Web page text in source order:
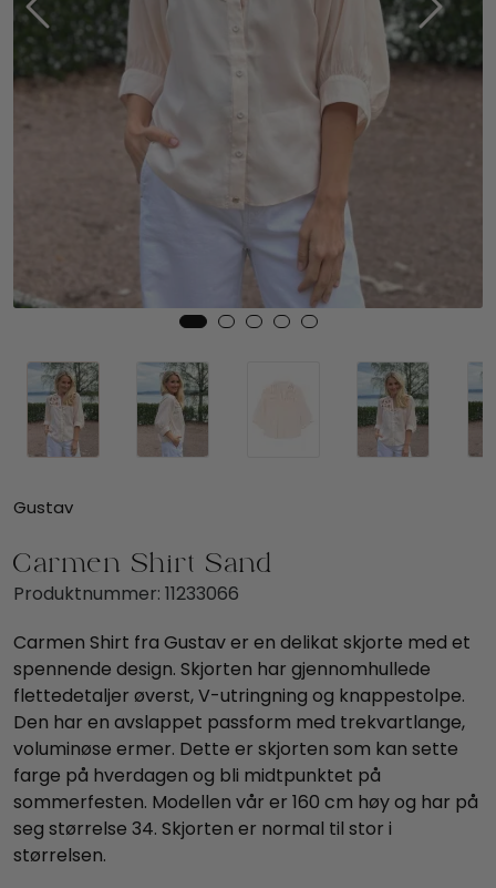
Gustav
Produktnummer: 11233066
Carmen Shirt fra Gustav er en delikat skjorte med et
spennende design. Skjorten har gjennomhullede
flettedetaljer øverst, V-utringning og knappestolpe.
Den har en avslappet passform med trekvartlange,
voluminøse ermer. Dette er skjorten som kan sette
farge på hverdagen og bli midtpunktet på
sommerfesten. Modellen vår er 160 cm høy og har på
seg størrelse 34. Skjorten er normal til stor i
størrelsen.
Skjørt
Jakker